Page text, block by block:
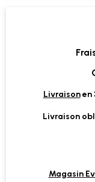
Livraisonen
Livraison
Magasin